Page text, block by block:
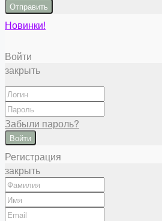
Отправить
Новинки!
Войти
закрыть
Забыли пароль?
Войти
Регистрация
закрыть